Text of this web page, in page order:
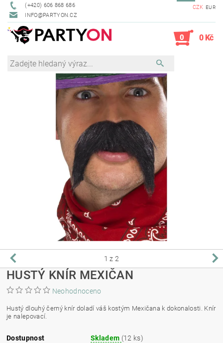
(+420) 606 868 686
INFO@PARTYON.CZ
CZK EUR
0 0 Kč
1 z 2
HUSTÝ KNÍR MEXIČAN
Neohodnoceno
Hustý dlouhý černý knír doladí váš kostým Mexičana k dokonalosti. Knír
je nalepovací.
Dostupnost Skladem (12 ks)